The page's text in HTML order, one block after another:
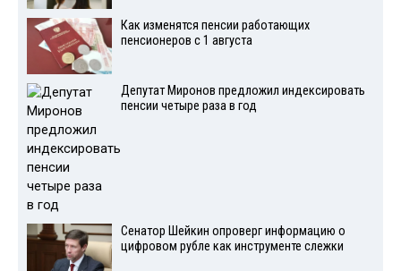
Как изменятся пенсии работающих
пенсионеров с 1 августа
Депутат Миронов предложил индексировать
пенсии четыре раза в год
Сенатор Шейкин опроверг информацию о
цифровом рубле как инструменте слежки